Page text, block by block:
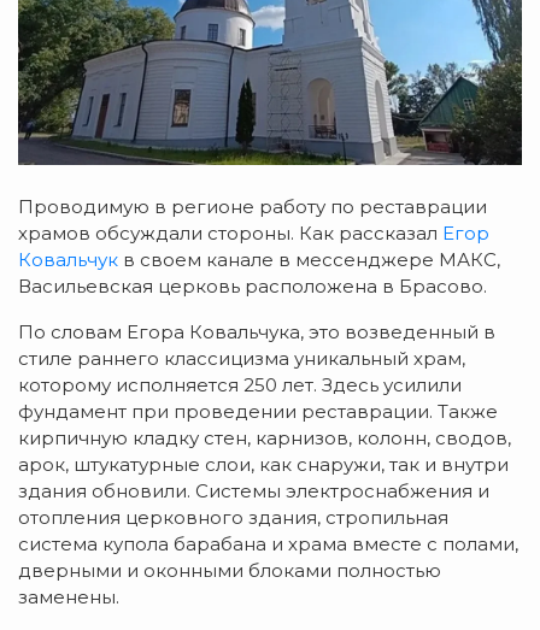
Проводимую в регионе работу по реставрации
храмов обсуждали стороны. Как рассказал Егор
Ковальчук в своем канале в мессенджере МАКС,
Васильевская церковь расположена в Брасово.
По словам Егора Ковальчука, это возведенный в
стиле раннего классицизма уникальный храм,
которому исполняется 250 лет. Здесь усилили
фундамент при проведении реставрации. Также
кирпичную кладку стен, карнизов, колонн, сводов,
арок, штукатурные слои, как снаружи, так и внутри
здания обновили. Системы электроснабжения и
отопления церковного здания, стропильная
система купола барабана и храма вместе с полами,
дверными и оконными блоками полностью
заменены.